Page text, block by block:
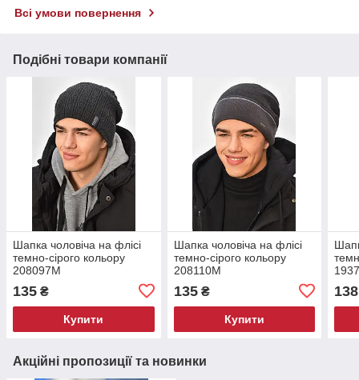
Всі умови повернення
Подібні товари компанії
Шапка чоловіча на флісі
темно-сірого кольору
208097M
135 ₴
Купити
Шапка чоловіча на флісі
темно-сірого кольору
208110M
135₴
Купити
138
Акційні пропозиції та новинки